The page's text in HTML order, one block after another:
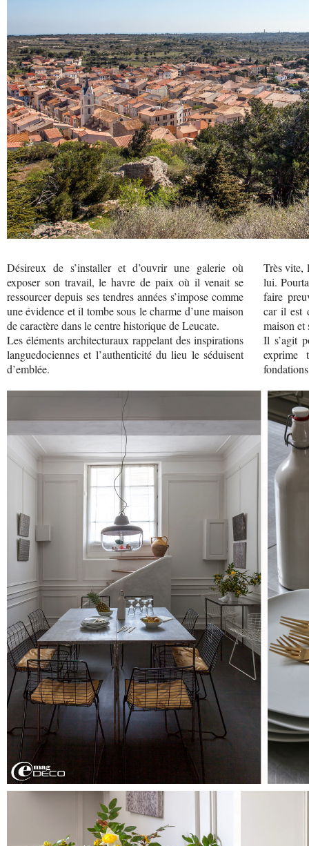
Désireux de s’installer et d’ouvrir une galerie où
exposer son travail, le havre de paix où il venait se
ressourcer depuis ses tendres années s’impose comme
une évidence et il tombe sous le charme d’une maison
de caractère dans le centre historique de Leucate.
Les éléments architecturaux rappelant des inspirations
languedociennes et l’authenticité du lieu le séduisent
d’emblée.
Très vite,
lui.
faire
car il est
maison et
Il s’agit
exprime